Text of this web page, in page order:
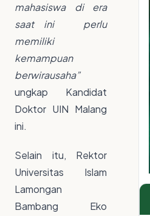
mahasiswa di era
saat ini perlu
memiliki
kemampuan
berwirausaha”
ungkap Kandidat
Doktor UIN Malang
ini.
Selain itu, Rektor
Universitas Islam
Lamongan
Bambang Eko